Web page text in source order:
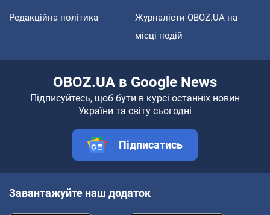
Редакційна політика
Журналісти OBOZ.UA на
місці подій
OBOZ.UA в Google News
Підписуйтесь, щоб бути в курсі останніх новин
України та світу сьогодні
Підписатись
Завантажуйте наш додаток